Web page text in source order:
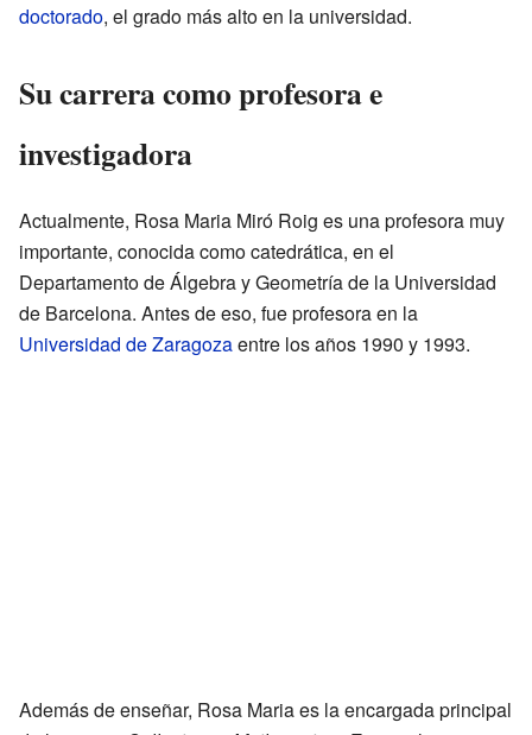
doctorado, el grado más alto en la universidad.
Su carrera como profesora e
investigadora
Actualmente, Rosa Maria Miró Roig es una profesora muy
importante, conocida como catedrática, en el
Departamento de Álgebra y Geometría de la Universidad
de Barcelona. Antes de eso, fue profesora en la
Universidad de Zaragozaentre los años 1990 y 1993.
Además de enseñar, Rosa Maria es la encargada principal